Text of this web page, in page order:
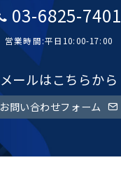
03-6825-7401
営業時間:平日10:00-17:00
メールはこちらから
お問い合わせフォーム